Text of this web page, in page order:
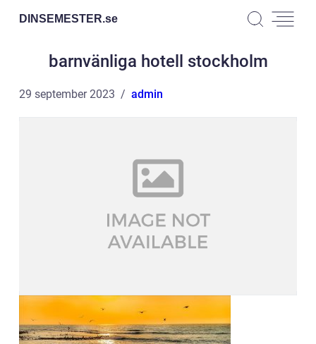
DINSEMESTER.se
barnvänliga hotell stockholm
29 september 2023 admin